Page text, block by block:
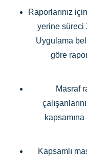
Raporlarınız
yerine süreci
Uygulama
göre
Masraf
Kapsamlı